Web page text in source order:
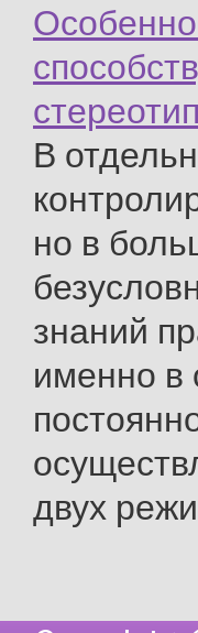
В
но в
знаний
именно в
двух